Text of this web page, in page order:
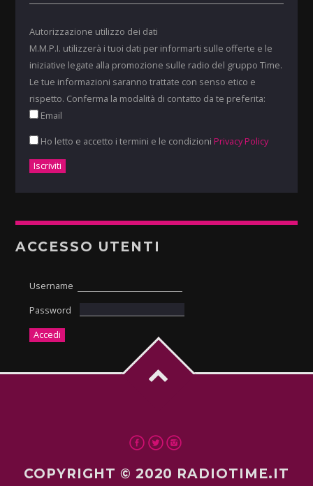
Autorizzazione utilizzo dei dati
M.M.P.I. utilizzerà i tuoi dati per informarti sulle offerte e le
iniziative legate alla promozione sulle radio del gruppo Time.
Le tue informazioni saranno trattate con senso etico e
rispetto. Conferma la modalità di contatto da te preferita:
Email
Ho letto e accetto i termini e le condizioni Privacy Policy
ACCESSO UTENTI
Username
Password
COPYRIGHT © 2020 RADIOTIME.IT